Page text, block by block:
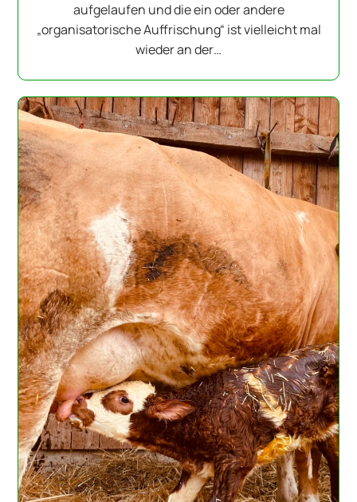
aufgelaufen und die ein oder andere
„organisatorische Auffrischung“ ist vielleicht mal
wieder an der…